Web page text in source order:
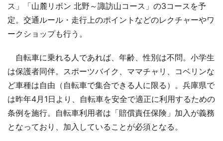
ス」「山麓リボン 北野～諏訪山コース」の3コースを予
定。交通ルール・走行上のポイントなどのレクチャーやワ
ークショップも行う。
自転車に乗れる人であれば、年齢、性別は不問。小学生
は保護者同伴。スポーツバイク、ママチャリ、コベリンな
ど車種は自由（自転車で集合できる人に限る）。兵庫県で
は昨年4月1日より、自転車を安全で適正に利用するための
条例を施行。自転車利用者は「賠償責任保険」加入が義務
となっており、加入していることが必須となる。